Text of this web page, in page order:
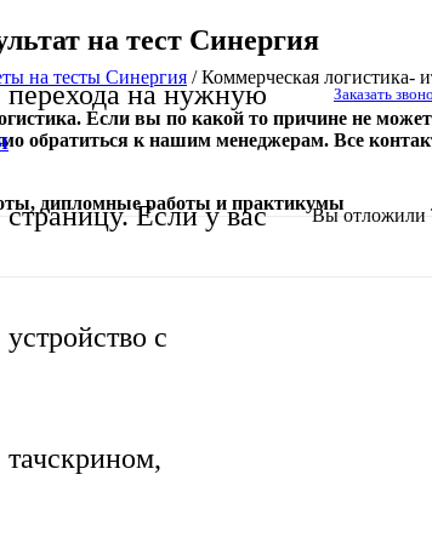
перехода на нужную
страницу. Если у вас
устройство с
тачскрином,
Заказать
Вы отложили
на тест Синергия
на тесты Синергия /Коммерческая логистика-
Если вы по какой то причине не
обратиться к нашим менеджерам. Все
дипломные работы и практикумы